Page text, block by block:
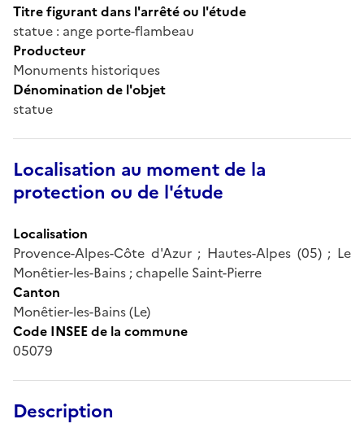
Titre figurant dans l'arrêté ou l'étude
statue : ange porte-flambeau
Producteur
Monuments historiques
Dénomination de l'objet
statue
Localisation au moment de la
protection ou de l'étude
Localisation
Provence-Alpes-Côte d'Azur ; Hautes-Alpes (05) ; Le
Monêtier-les-Bains ; chapelle Saint-Pierre
Canton
Monêtier-les-Bains (Le)
Code INSEE de la commune
05079
Description